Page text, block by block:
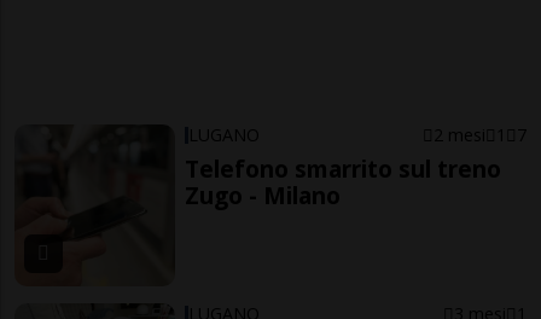
LUGANO 2 mesi 1 7
Telefono smarrito sul treno
Zugo - Milano
LUGANO 3 mesi 1